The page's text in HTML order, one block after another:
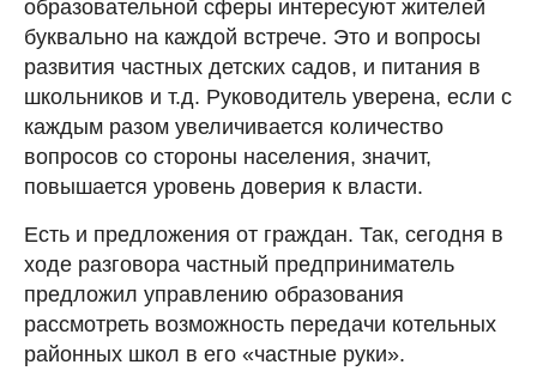
образовательной сферы интересуют жителей
буквально на каждой встрече. Это и вопросы
развития частных детских садов, и питания в
школьников и т.д. Руководитель уверена, если с
каждым разом увеличивается количество
вопросов со стороны населения, значит,
повышается уровень доверия к власти.
Есть и предложения от граждан. Так, сегодня в
ходе разговора частный предприниматель
предложил управлению образования
рассмотреть возможность передачи котельных
районных школ в его «частные руки».